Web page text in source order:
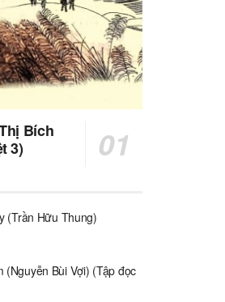
Bích
3)
(Trần Hữu Thung)
(Nguyễn Bùi Vợi) (Tập đọc